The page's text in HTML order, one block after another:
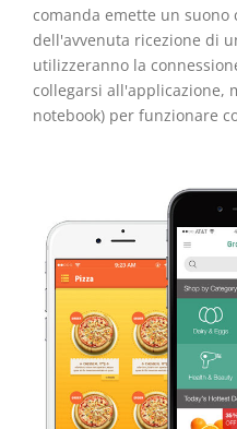
comanda emette un
dell'avvenuta ricezione di
utilizzeranno la
collegarsi all'applicazione,
notebook) per funzionare